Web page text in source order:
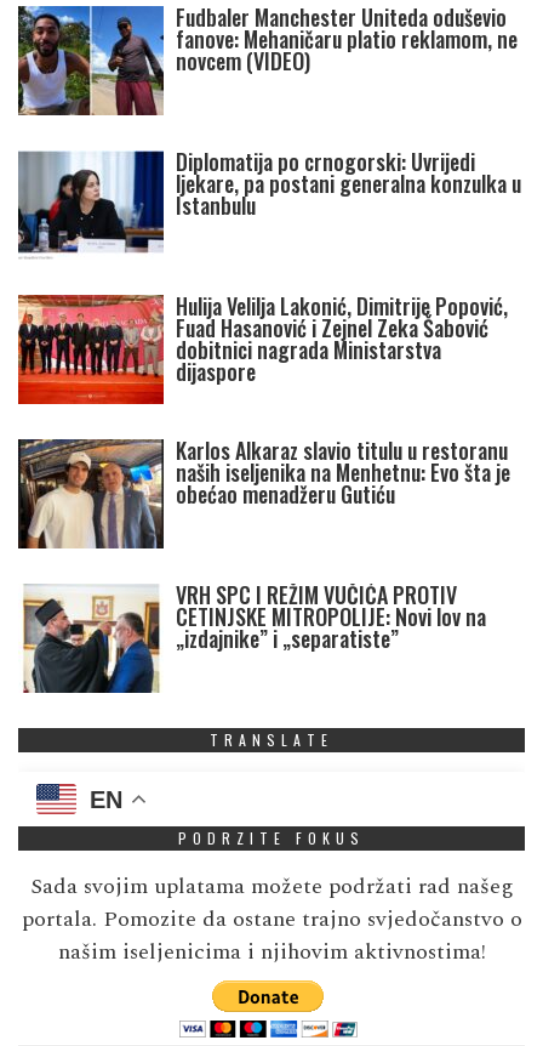
Fudbaler Manchester Uniteda oduševio
fanove: Mehaničaru platio reklamom, ne
novcem (VIDEO)
Diplomatija po crnogorski: Uvrijedi
ljekare, pa postani generalna konzulka u
Istanbulu
Hulija Velilja Lakonić, Dimitrije Popović,
Fuad Hasanović i Zejnel Zeka Šabović
dobitnici nagrada Ministarstva
dijaspore
Karlos Alkaraz slavio titulu u restoranu
naših iseljenika na Menhetnu: Evo šta je
obećao menadžeru Gutiću
VRH SPC I REŽIM VUČIĆA PROTIV
CETINJSKE MITROPOLIJE: Novi lov na
„izdajnike” i „separatiste”
TRANSLATE
EN
PODRZITE FOKUS
Sada svojim uplatama možete podržati rad našeg
portala. Pomozite da ostane trajno svjedočanstvo o
našim iseljenicima i njihovim aktivnostima!